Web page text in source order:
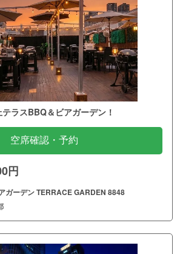
ラスBBQ＆ビアガーデン！
空席確認・予約
円
ガーデン TERRACE GARDEN 8848